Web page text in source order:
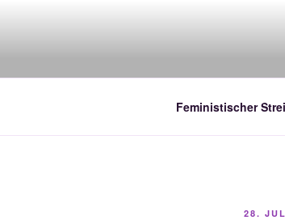
Feministischer
28.